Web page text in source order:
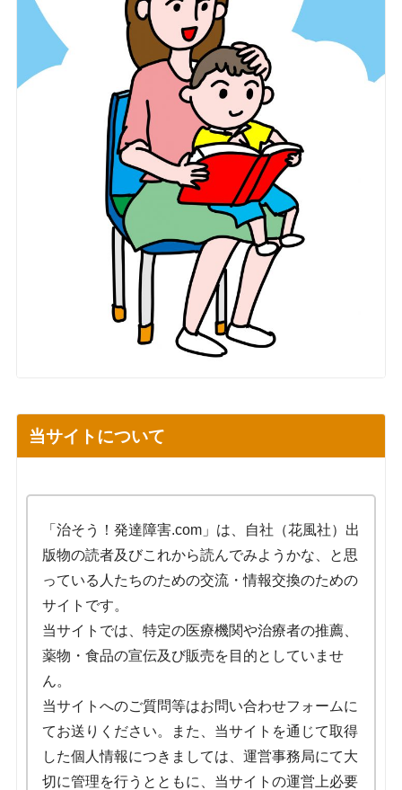
当サイトについて
「治そう！発達障害.com」は、自社（花風社）出
版物の読者及びこれから読んでみようかな、と思
っている人たちのための交流・情報交換のための
サイトです。
当サイトでは、特定の医療機関や治療者の推薦、
薬物・食品の宣伝及び販売を目的としていませ
ん。
当サイトへのご質問等はお問い合わせフォームに
てお送りください。また、当サイトを通じて取得
した個人情報につきましては、運営事務局にて大
切に管理を行うとともに、当サイトの運営上必要